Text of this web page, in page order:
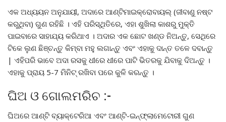
ଏକ ଅଧ୍ୟୟନ ଅନୁଯାୟୀ, ଅଦାରେ ଆଣ୍ଟିମାଇକ୍ରୋବାୟଲ୍ (ଜୀବାଣୁ ନଷ୍ଟ
କରୁଥିବା) ଗୁଣ ରହିଛି । ଏହି ପରିସ୍ଥିତିରେ, ଏହା ଶୁଖିଲା କାଶରୁ ମୁକ୍ତି
ପାଇବାରେ ସାହାଯ୍ୟ କରିଥାଏ । ଅଦାର ଏକ ଛୋଟ ଖଣ୍ଡ ନିଅନ୍ତୁ, ସେଥିରେ
ଟିକେ ଲୁଣ ଛିଞ୍ଚନ୍ତୁ କିମ୍ବା ମହୁ ଲଗାନ୍ତୁ ଏବଂ ଏହାକୁ ଦାନ୍ତ ତଳେ ଦବାନ୍ତୁ
| ଏହିପରି ଭାବେ ଅଦା ରସକୁ ଧୀରେ ଧୀରେ ପାଟି ଭିତରକୁ ଯିବାକୁ ଦିଅନ୍ତୁ ।
ଏହାକୁ ପ୍ରାୟ 5-7 ମିନିଟ୍ ରଖିବା ପରେ କୁଳି କରନ୍ତୁ ।
ଘିଅ ଓ ଗୋଲମରିଚ :-
ଘିଅରେ ଆଣ୍ଟି ବ୍ୟାକ୍ଟେରିଆ ଏବଂ ଆଣ୍ଟି-ଇନ୍‌ଫ୍ଲାମେଟୋରୀ ଗୁଣ